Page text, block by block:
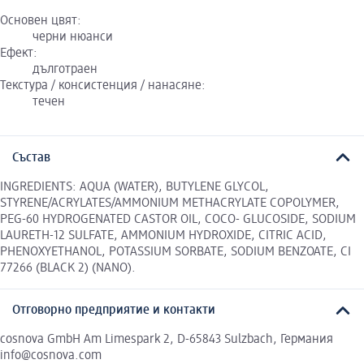
Основен цвят:
черни нюанси
Ефект:
дълготраен
Текстура / консистенция / нанасяне:
течен
Състав
INGREDIENTS: AQUA (WATER), BUTYLENE GLYCOL,
STYRENE/ACRYLATES/AMMONIUM METHACRYLATE COPOLYMER,
PEG-60 HYDROGENATED CASTOR OIL, COCO- GLUCOSIDE, SODIUM
LAURETH-12 SULFATE, AMMONIUM HYDROXIDE, CITRIC ACID,
PHENOXYETHANOL, POTASSIUM SORBATE, SODIUM BENZOATE, CI
77266 (BLACK 2) (NANO).
Отговорно предприятие и контакти
cosnova GmbH Am Limespark 2, D-65843 Sulzbach, Германия
info@cosnova.com